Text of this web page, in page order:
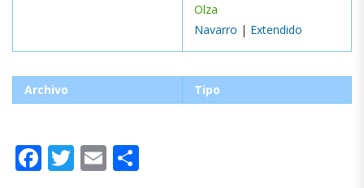
Olza
Navarro | Extendido
Archivo Tipo
Facebook
Twitter
Email